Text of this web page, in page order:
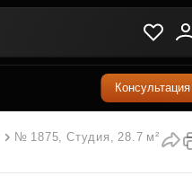
Консультация
№ 1875, Студия, 28.7 м²